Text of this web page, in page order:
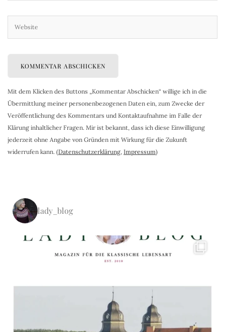
Mit dem Klicken des Buttons „Kommentar Abschicken“ willige ich in die
Übermittlung meiner personenbezogenen Daten ein, zum Zwecke der
Veröffentlichung des Kommentars und Kontaktaufnahme im Falle der
Klärung inhaltlicher Fragen. Mir ist bekannt, dass ich diese Einwilligung
jederzeit ohne Angabe von Gründen mit Wirkung für die Zukunft
widerrufen kann. (Datenschutzerklärung, Impressum)
lady_blog